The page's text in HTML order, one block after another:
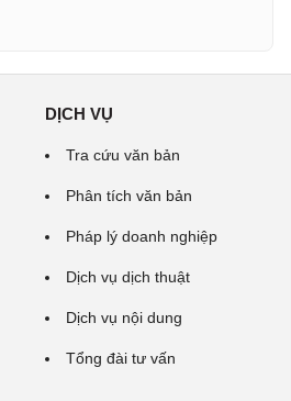
DỊCH VỤ
Tra cứu văn bản
Phân tích văn bản
Pháp lý doanh nghiệp
Dịch vụ dịch thuật
Dịch vụ nội dung
Tổng đài tư vấn